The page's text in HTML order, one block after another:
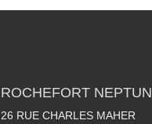
ROCHEFORT
26 RUE CHARLES MAHER